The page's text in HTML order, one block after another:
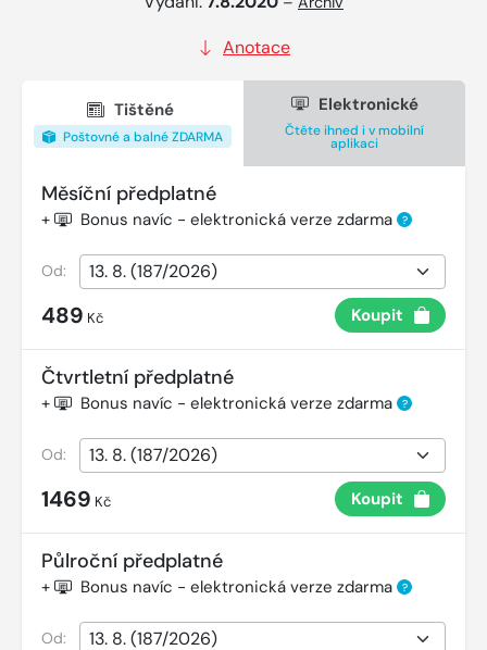
Anotace
Tištěné
Poštovné a balné ZDARMA
Elektronické
Čtěte ihned i v mobilní
aplikaci
Měsíční předplatné
+ Bonus navíc - elektronická verze zdarma ?
Od:
489 Kč Koupit
Čtvrtletní předplatné
+ Bonus navíc - elektronická verze zdarma ?
Od:
1469 Kč Koupit
Půlroční předplatné
+ Bonus navíc - elektronická verze zdarma ?
Od: